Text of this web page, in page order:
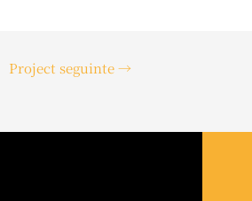
Project seguinte→